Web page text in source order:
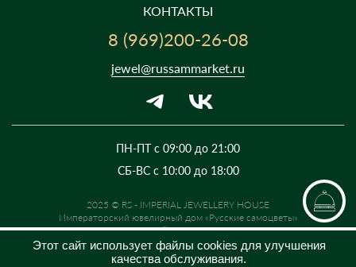
КОНТАКТЫ
8 (969)200-26-08
ПН-ПТ с 09:00 до 21:00
СБ-ВС с 10:00 до 18:00
jewel@russammarket.ru
2025 © RS - IMPERIAL JEWELLERY HOUSE
Императорский ювелирный дом «Русские самоцветы»
Предложение не является публичной офертой. Цены на сайте и в
розничной сети могут отличаться. Информация на сайте о товаре носит
рекламный характер и расценивается как приглашение делать
Этот сайт использует файлы cookies для улучшения
качества обслуживания.